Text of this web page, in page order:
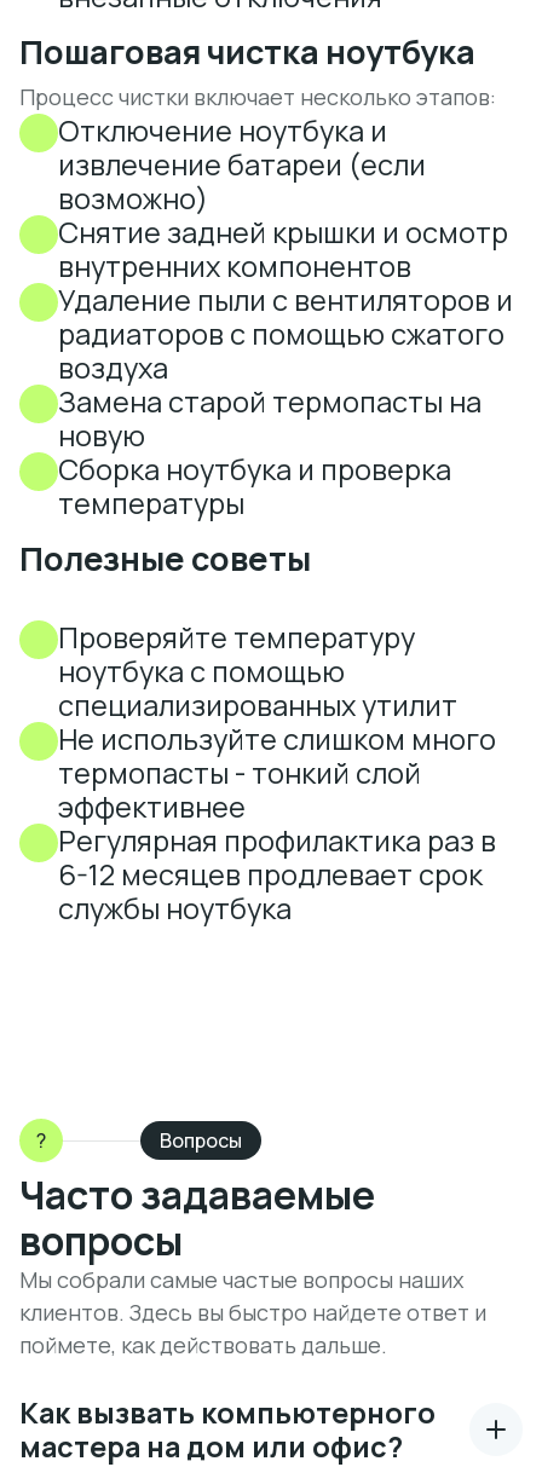
Пошаговая чистка ноутбука
Процесс чистки включает несколько этапов:
Отключение ноутбука и
извлечение батареи (если
возможно)
Снятие задней крышки и осмотр
внутренних компонентов
Удаление пыли с вентиляторов и
радиаторов с помощью сжатого
воздуха
Замена старой термопасты на
новую
Сборка ноутбука и проверка
температуры
Полезные советы
Проверяйте температуру
ноутбука с помощью
специализированных утилит
Не используйте слишком много
термопасты - тонкий слой
эффективнее
Регулярная профилактика раз в
6-12 месяцев продлевает срок
службы ноутбука
? Вопросы
Часто задаваемые
вопросы
Мы собрали самые частые вопросы наших
клиентов. Здесь вы быстро найдете ответ и
поймете, как действовать дальше.
Как вызвать компьютерного
мастера на дом или офис?